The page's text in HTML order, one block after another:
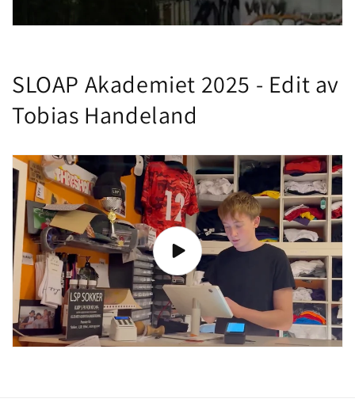
SLOAP Akademiet 2025 - Edit av
Tobias Handeland